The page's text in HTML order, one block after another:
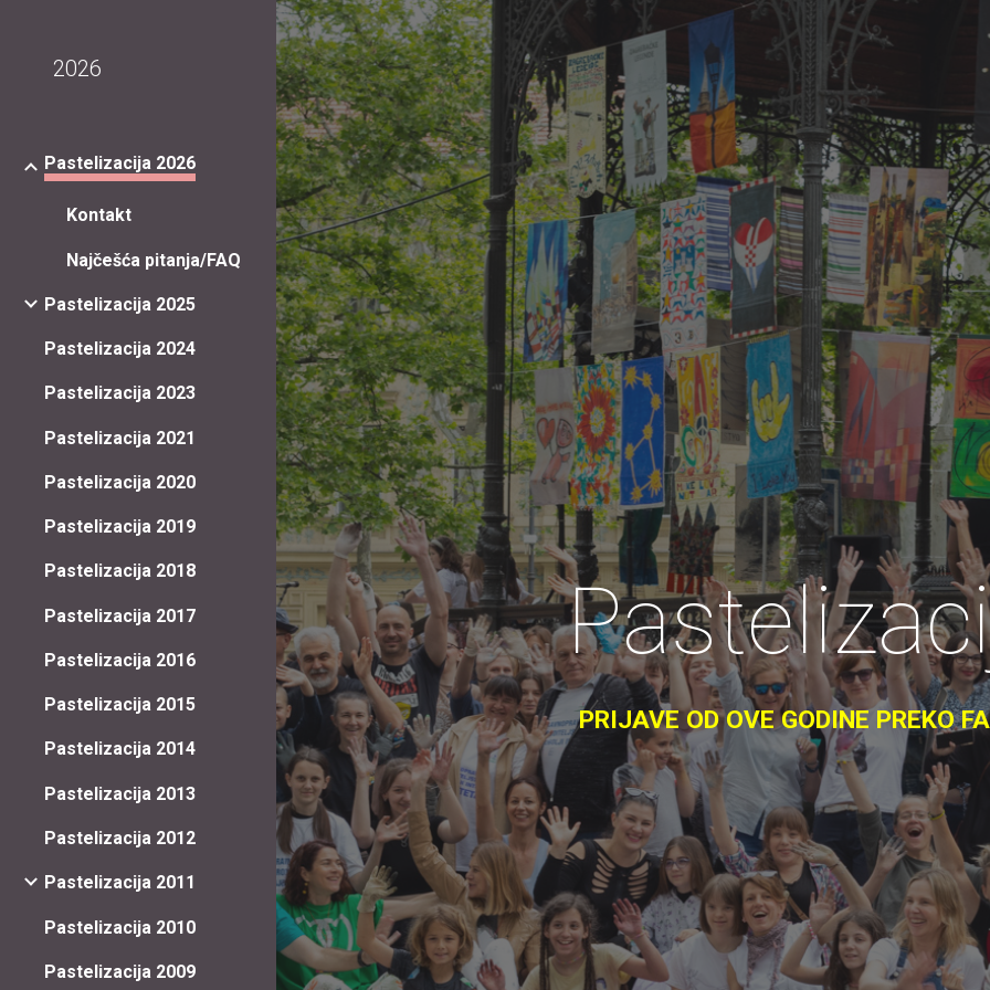
Skip to main content Skip to
2026
Pastelizacija 2026
Kontakt
Najčešća pitanja/FAQ
Pastelizacija 2025
Pastelizacija 2024
Pastelizacija 2023
Pastelizacija 2021
Pastelizacija 2020
Pastelizacija 2019
Pastelizacija 2018
Pastelizacija 2017
Pastelizacija 2016
Pastelizacija 2015
Pastelizacija 2014
Pastelizacija 2013
Pastelizacija 2012
Pastelizacija 2011
Pastelizacija 2010
Pastelizacija 2009
PRIJAVE OD OVE GODINE PREKO